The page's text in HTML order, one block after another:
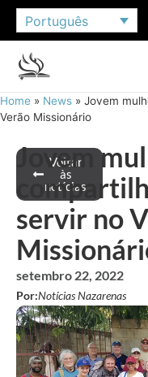
Português
Home » News » Jovem
Verão Missionário
Voltar
às
notícias
Jovem
servir no
setembro 22, 2022
Por:Notícias Nazarenas